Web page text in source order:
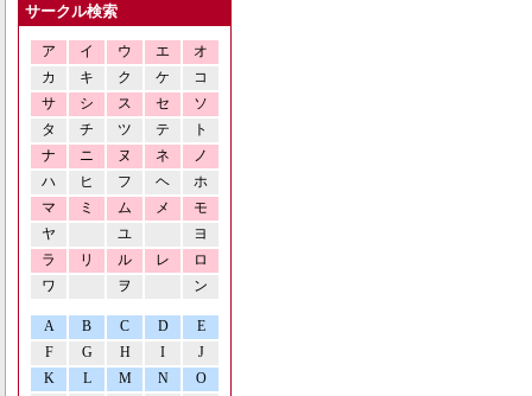
サークル検索
ア イ ウ エ
オ
カ
キ ク ケ
コ
サ
シ ス セ
ソ
タ
チ ツ テ
ト
ナ
ニ ヌ ネ
ノ
ハ
ヒ フ ヘ
ホ
マ
ミ ム メ
モ
ヤ
ユ
ヨ
ラ
リ ル レ
ロ
ワ
ヲ ン
A B C D
E
F
G H I
J
K
L M N O